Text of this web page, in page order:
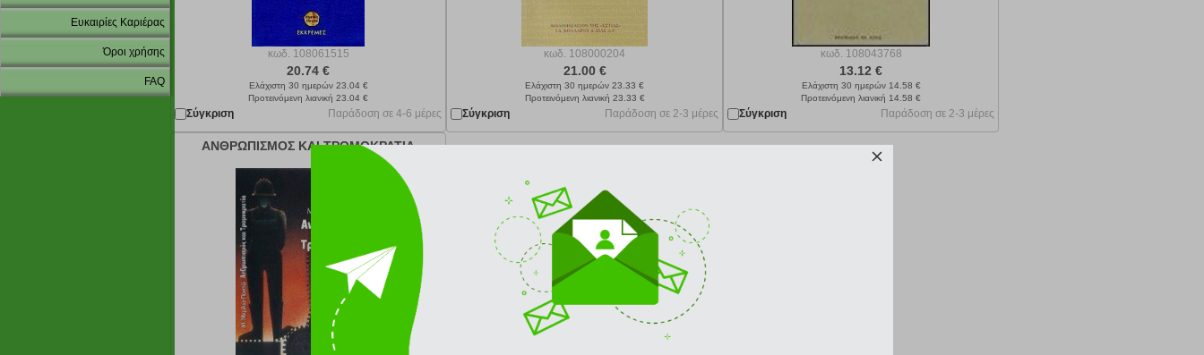
Ευκαιρίες Καριέρας
Όροι χρήσης
FAQ
κωδ. 108061515
20.74 €
Ελάχιστη 30 ημερών 23.04 €
Προτεινόμενη λιανική 23.04 €
Σύγκριση Παράδοση σε 4-6 μέρες
κωδ. 108000204
21.00 €
Ελάχιστη 30 ημερών 23.33 €
Προτεινόμενη λιανική 23.33 €
Σύγκριση Παράδοση σε 2-3 μέρες
κωδ. 108043768
13.12 €
Ελάχιστη 30 ημερών 14.58 €
Προτεινόμενη λιανική 14.58 €
Σύγκριση Παράδοση σε 2-3 μέρες
ΑΝΘΡΩΠΙΣΜΟΣ ΚΑΙ ΤΡΟΜΟΚΡΑΤΙΑ